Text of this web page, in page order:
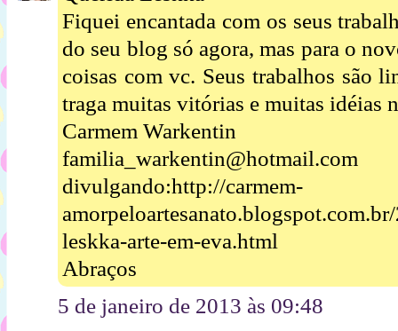
Fiquei encantada com os seus
do seu blog só agora, mas para o
coisas com vc. Seus trabalhos são
traga muitas vitórias e muitas idéias
Carmem Warkentin
familia_warkentin@hotmail.com
divulgando:http://carmem-
leskka-arte-em-eva.html
Abraços
5 de janeiro de 2013 às 09:48